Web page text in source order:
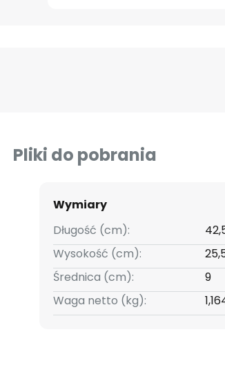
Pliki do pobrania
Wymiary
Długość (cm):
Wysokość (cm):
Średnica (cm):
9
Waga netto (kg):